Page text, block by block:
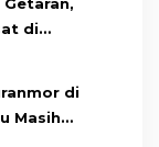
di
di
Masih